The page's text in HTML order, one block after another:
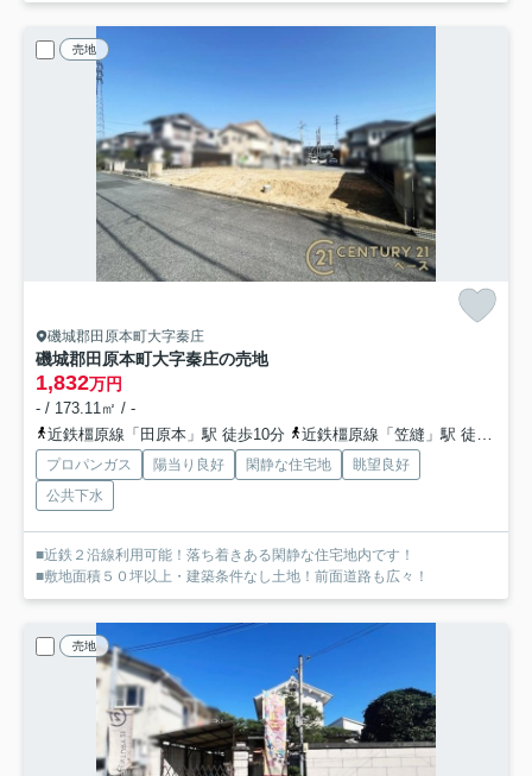
売地
磯城郡田原本町大字秦庄
磯城郡田原本町大字秦庄の売地
1,832万円
- / 173.11㎡ / -
近鉄橿原線「田原本」駅 徒歩10分
近鉄橿原線「笠縫」駅 徒歩11分
プロパンガス 陽当り良好 閑静な住宅地
眺望良好
公共下水
■近鉄２沿線利用可能！落ち着きある閑静な住宅地内です！
■敷地面積５０坪以上・建築条件なし土地！前面道路も広々！
売地